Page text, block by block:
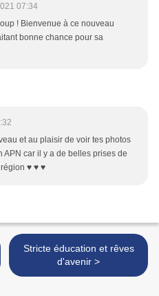
07:34
! Bienvenue à ce nouveau
bonne chance pour sa
et au plaisir de voir tes photos
APN car il y a de belles prises de
♥ ♥ ♥
Stricte éducation et rêves
d'avenir >